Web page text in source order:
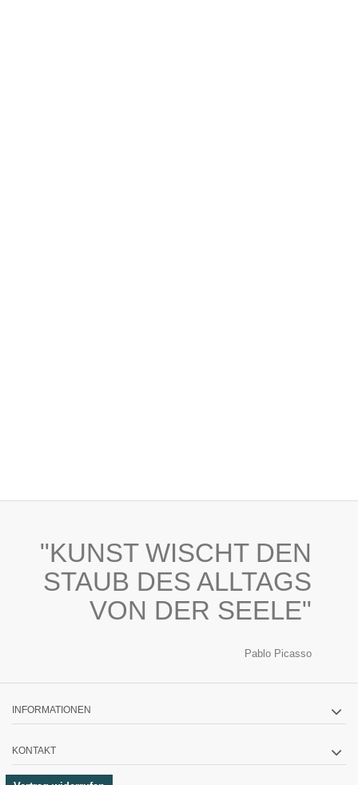
"KUNST WISCHT DEN
STAUB DES ALLTAGS
VON DER SEELE"
Pablo Picasso
INFORMATIONEN
KONTAKT